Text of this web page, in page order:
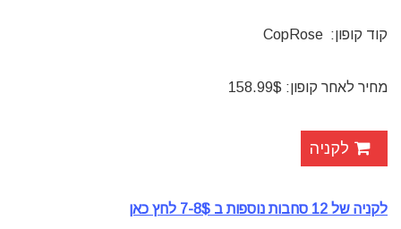
קוד קופון: CopRose
מחיר לאחר קופון: 158.99$
לקניה
לקניה של 12 סחבות נוספות ב 7-8$ לחץ כאן